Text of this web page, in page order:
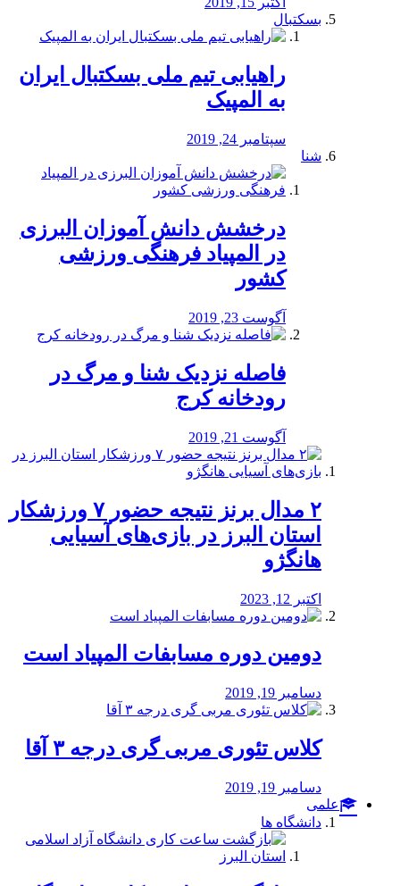
بسکتبال
راهیابی تیم ملی بسکتبال ایران
به المپیک
سپتامبر 24, 2019
شنا
درخشش دانش آموزان البرزی
در المپیاد فرهنگی ورزشی
کشور
آگوست 23, 2019
️فاصله نزدیک شنا و مرگ در
رودخانه کرج
آگوست 21, 2019
۲ مدال برنز نتیجه حضور ۷ ورزشکار
استان البرز در بازی‌های آسیایی
هانگژو
اکتبر 12, 2023
دومین دوره مسابفات المپیاد است
دسامبر 19, 2019
کلاس تئوری مربی گری درجه ۳ آقا
دسامبر 19, 2019
علمی
دانشگاه ها